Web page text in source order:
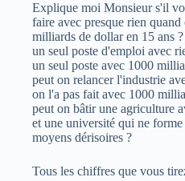
Explique moi Monsieur s'il
faire avec presque rien
milliards de dollar en 15 ans
un seul poste d'emploi avec
un seul poste avec 1000
peut on relancer l'industrie
on l'a pas fait avec 1000
peut on bâtir une agriculture
et une université qui ne forme
moyens dérisoires ?
Tous les chiffres que vous